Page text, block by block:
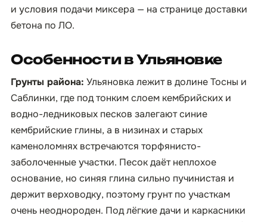
и условия подачи миксера — на страницедоставки
бетона по ЛО.
Особенности в Ульяновке
Грунты района: Ульяновка лежит в долине Тосны и
Саблинки, где под тонким слоем кембрийских и
водно-ледниковых песков залегают синие
кембрийские глины, а в низинах и старых
каменоломнях встречаются торфянисто-
заболоченные участки. Песок даёт неплохое
основание, но синяя глина сильно пучинистая и
держит верховодку, поэтому грунт по участкам
очень неоднороден. Под лёгкие дачи и каркасники